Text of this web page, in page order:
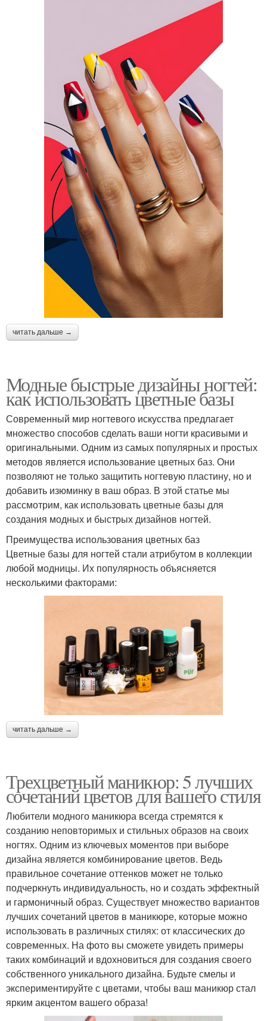
читать дальше →
Модные быстрые дизайны ногтей:
как использовать цветные базы
Современный мир ногтевого искусства предлагает
множество способов сделать ваши ногти красивыми и
оригинальными. Одним из самых популярных и простых
методов является использование цветных баз. Они
позволяют не только защитить ногтевую пластину, но и
добавить изюминку в ваш образ. В этой статье мы
рассмотрим, как использовать цветные базы для
создания модных и быстрых дизайнов ногтей.
Преимущества использования цветных баз
Цветные базы для ногтей стали атрибутом в коллекции
любой модницы. Их популярность объясняется
несколькими факторами:
читать дальше →
Трехцветный маникюр: 5 лучших
сочетаний цветов для вашего стиля
Любители модного маникюра всегда стремятся к
созданию неповторимых и стильных образов на своих
ногтях. Одним из ключевых моментов при выборе
дизайна является комбинирование цветов. Ведь
правильное сочетание оттенков может не только
подчеркнуть индивидуальность, но и создать эффектный
и гармоничный образ. Существует множество вариантов
лучших сочетаний цветов в маникюре, которые можно
использовать в различных стилях: от классических до
современных. На фото вы сможете увидеть примеры
таких комбинаций и вдохновиться для создания своего
собственного уникального дизайна. Будьте смелы и
экспериментируйте с цветами, чтобы ваш маникюр стал
ярким акцентом вашего образа!